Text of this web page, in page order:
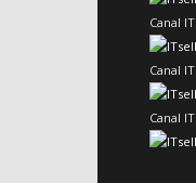
Canal
Canal
Canal